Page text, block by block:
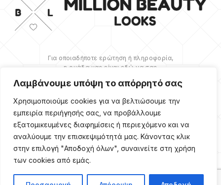
Λαμβάνουμε υπόψη το απόρρητό σας
Χρησιμοποιούμε cookies για να βελτιώσουμε την
εμπειρία περιήγησής σας, να προβάλλουμε
εξατομικευμένες διαφημίσεις ή περιεχόμενο και να
αναλύουμε την επισκεψιμότητά μας. Κάνοντας κλικ
στην επιλογή "Αποδοχή όλων", συναινείτε στη χρήση
των cookies από εμάς.
Για οποιαδήποτε ερώτηση ή πληροφορία,
η ομάδα μας είναι εδώ να σας
βοηθήσουμε.
ΠΕΡΙΣΣΌΤΕΡΑ
Copyright ©2026Million
Reserved. Κατασκευή
Webgrams